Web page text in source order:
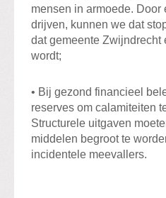
mensen in armoede. Door
drijven, kunnen we dat
dat gemeente Zwijndrecht
wordt;
• Bij gezond financieel
reserves om calamiteiten
Structurele uitgaven
middelen begroot te
incidentele meevallers.